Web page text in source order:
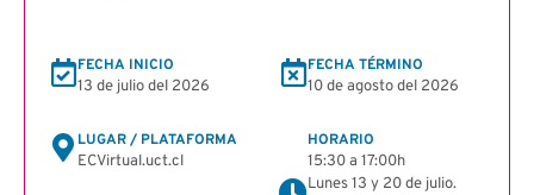
FECHA INICIO
13 de julio del 2026
FECHA TÉRMINO
10 de agosto del 2026
LUGAR / PLATAFORMA
ECVirtual.uct.cl
HORARIO
15:30 a 17:00h
Lunes 13 y 20 de julio.